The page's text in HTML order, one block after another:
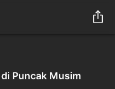
Puncak Musim